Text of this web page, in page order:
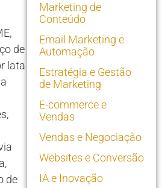
de
lata
de
Marketing de
Conteúdo
Email Marketing e
Automação
Estratégia e Gestão
de Marketing
E-commerce e
Vendas
Vendas e Negociação
Websites e Conversão
IA e Inovação